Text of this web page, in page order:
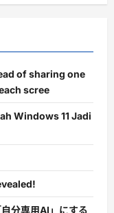
of sharing one
scree
Windows 11 Jadi
分専用AI」にする